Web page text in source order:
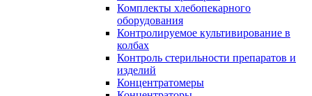
Комплекты хлебопекарного
оборудования
Контролируемое культивирование в
колбах
Контроль стерильности препаратов и
изделий
Концентратомеры